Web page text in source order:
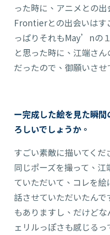
った時に、アニメとの
Frontierとの出会いはす
っぱりそれもMay’nの
と思った時に、 江端さん
だったので、御願いさせ
ー完成した絵を見た瞬
ろしいでしょうか。
すごい素敵に描いてく だ
同じポーズを撮って、江
ていただいて、コレを絵
話させていただいたんで
もありますし、だけど
ェリルっぽさも感じる